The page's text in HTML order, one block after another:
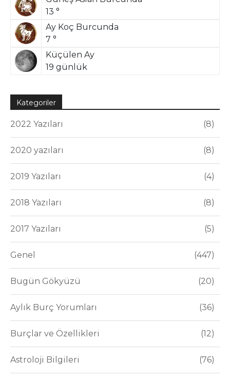
13 °
Ay Koç Burcunda
7 °
Küçülen Ay
19 günlük
Kategoriler
2022 Yazıları 8
2020 yazıları 8
2019 Yazıları 4
2018 Yazıları 8
2017 Yazıları 5
Genel 447
Bugün Gökyüzü 20
Aylık Burç Yorumları 36
Burçlar ve Özellikleri 12
Astroloji Bilgileri 76